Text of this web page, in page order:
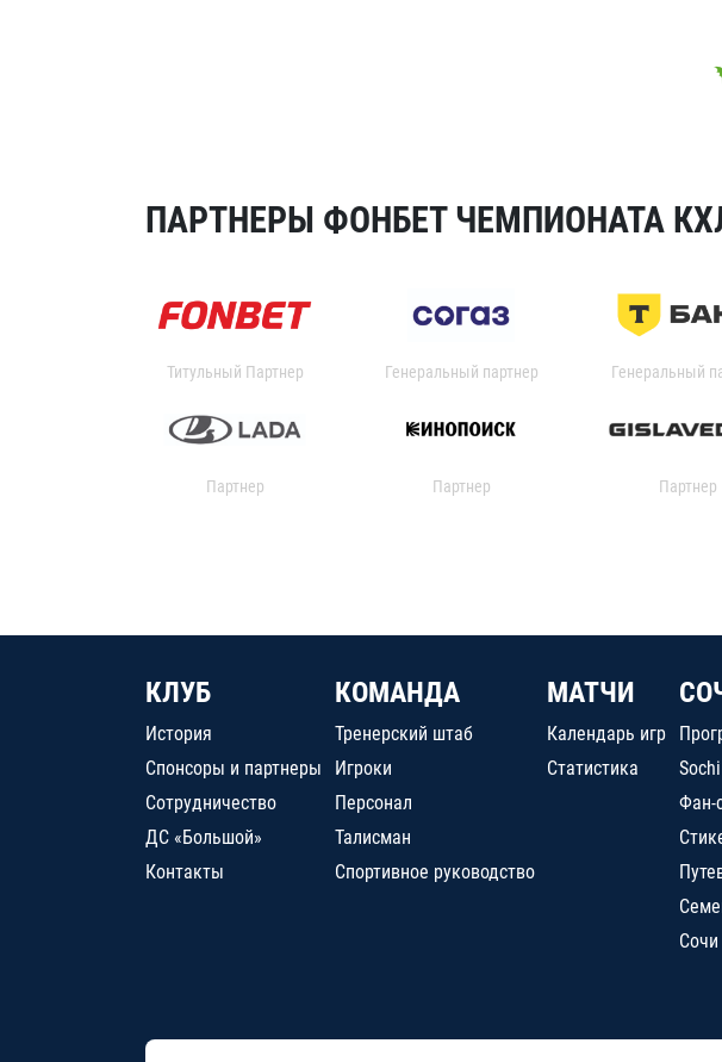
ПАРТНЕРЫ ФОНБЕТ ЧЕМПИОНАТА
Титульный Партнер Генеральный партнер Генеральный
Партнер Партнер Партнер
КЛУБ
История
Спонсоры и партнеры
Сотрудничество
ДС «Большой»
Контакты
КОМАНДА
Тренерский штаб
Игроки
Персонал
Талисман
Спортивное руководство
МАТЧИ
Календарь игр
Статистика
Фан-